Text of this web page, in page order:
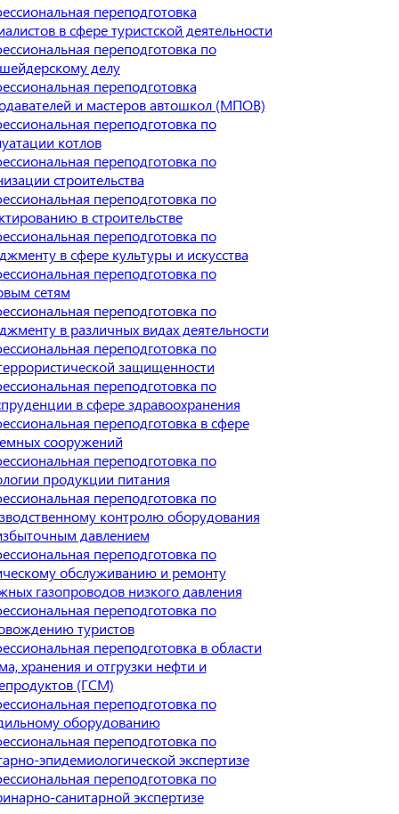
переподготовка
в сфере туристской деятельности
переподготовка по
делу
переподготовка
и мастеров автошкол (МПОВ)
переподготовка по
котлов
переподготовка по
строительства
переподготовка по
в строительстве
переподготовка по
в сфере культуры и искусства
переподготовка по
сетям
переподготовка по
в различных видах деятельности
переподготовка по
защищенности
переподготовка по
в сфере здравоохранения
переподготовка в сфере
сооружений
переподготовка по
продукции питания
переподготовка по
контролю оборудования
давлением
переподготовка по
обслуживанию и ремонту
газопроводов низкого давления
переподготовка по
туристов
переподготовка в области
хранения и отгрузки нефти и
(ГСМ)
переподготовка по
оборудованию
переподготовка по
эпидемиологической экспертизе
переподготовка по
санитарной экспертизе